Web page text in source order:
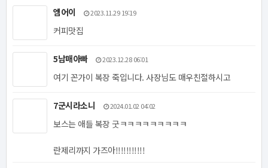
엠어이 2023.11.29 19:19
커피맛집
5남매아빠 2023.12.28 06:01
여기 꼰가이 복장 죽입니다. 사장님도 매우친절하시고
7군시라소니 2024.01.02 04:02
보스는 애들 복장 굿ㅋㅋㅋㅋㅋㅋㅋㅋㅋ
란제리까지 가즈아!!!!!!!!!!!